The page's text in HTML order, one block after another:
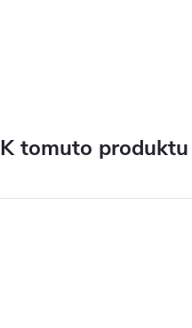
K tomuto